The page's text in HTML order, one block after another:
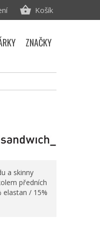
a skinny
předních
elastan / 15%
Košík
ZNAČKY